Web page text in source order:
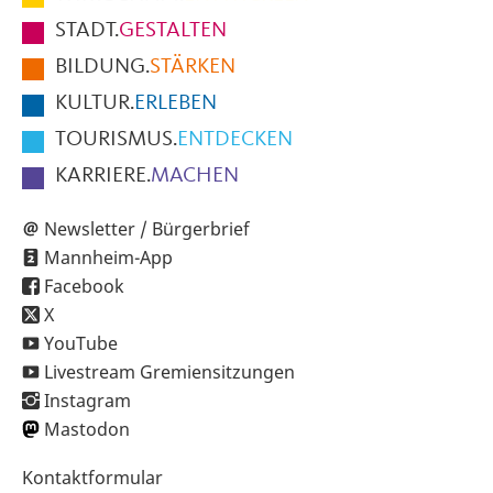
Fußbereich
der
Seite
STADT.GESTALTEN
BILDUNG.STÄRKEN
KULTUR.ERLEBEN
TOURISMUS.ENTDECKEN
KARRIERE.MACHEN
Newsletter / Bürgerbrief
Mannheim-App
Facebook
X
YouTube
Livestream Gremiensitzungen
Instagram
Mastodon
Sekundärnavigation
Kontaktformular